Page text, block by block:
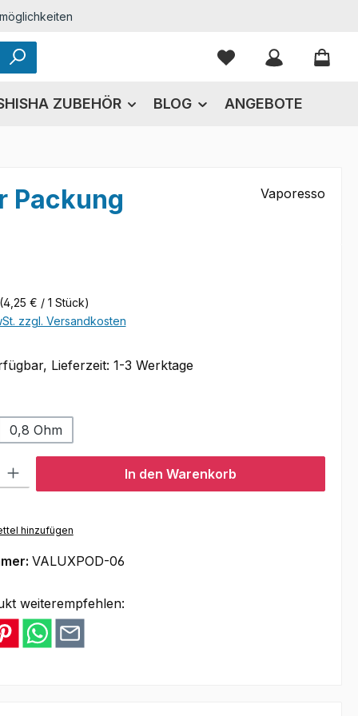
Du hast 0
ZUBEHÖR BLOG ANGEBOTE
Packung Vaporesso
(4,25 € / 1 Stück)
zzgl. Versandkosten
Lieferzeit: 1-3 Werktage
0,8 Ohm
Gib den gewünschten Wert ein oder benutze die Schaltflächen
In den Warenkorb
hinzufügen
VALUXPOD-06
weiterempfehlen: